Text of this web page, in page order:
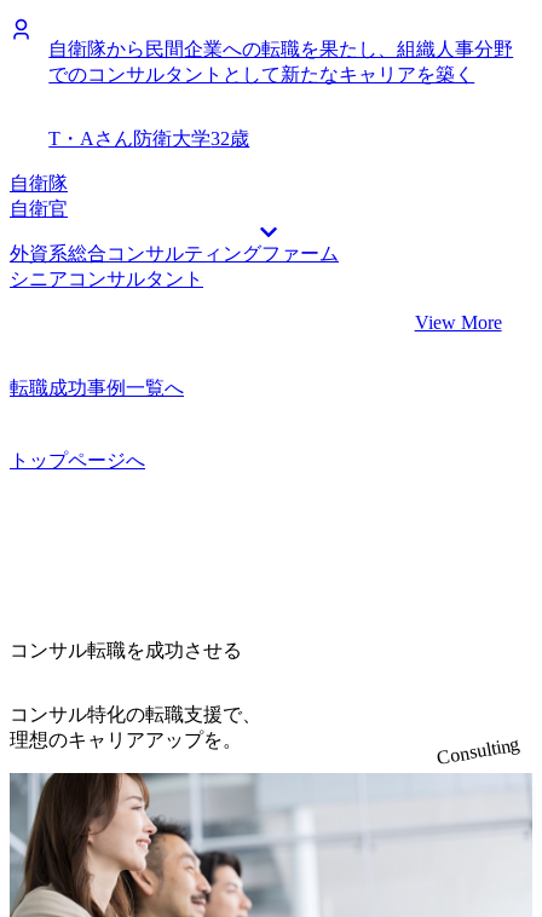
自衛隊から民間企業への転職を果たし、組織人事分野
でのコンサルタントとして新たなキャリアを築く
T・Aさん防衛大学32歳
自衛隊
自衛官
外資系総合コンサルティングファーム
シニアコンサルタント
View More
転職成功事例一覧へ
トップページへ
コンサル転職を成功させる
コンサル特化の転職支援で、
理想のキャリアアップを。
Consulting